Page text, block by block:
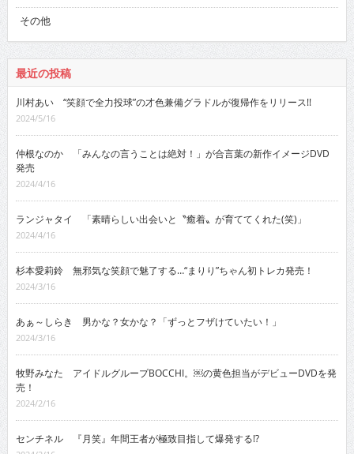
その他
最近の投稿
川村あい “笑顔で全力投球”の才色兼備グラドルが復帰作をリリース!!
2024/5/16
仲根なのか 「みんなの言うことは絶対！」が合言葉の新作イメージDVD
発売
2024/4/16
ランジャタイ 「素晴らしい出会いと〝癒着〟が育ててくれた(笑)」
2024/4/16
杉本愛莉鈴 無邪気な笑顔で魅了する…“まりり”ちゃん初トレカ発売！
2024/3/16
あぁ～しらき 男かな？女かな？「ずっとフザけていたい！」
2024/3/16
牧野みなた アイドルグループBOCCHI。￼の黄色担当がデビューDVDを発
売！
2024/2/16
センチネル 『月笑』年間王者が極致目指して爆発する!?